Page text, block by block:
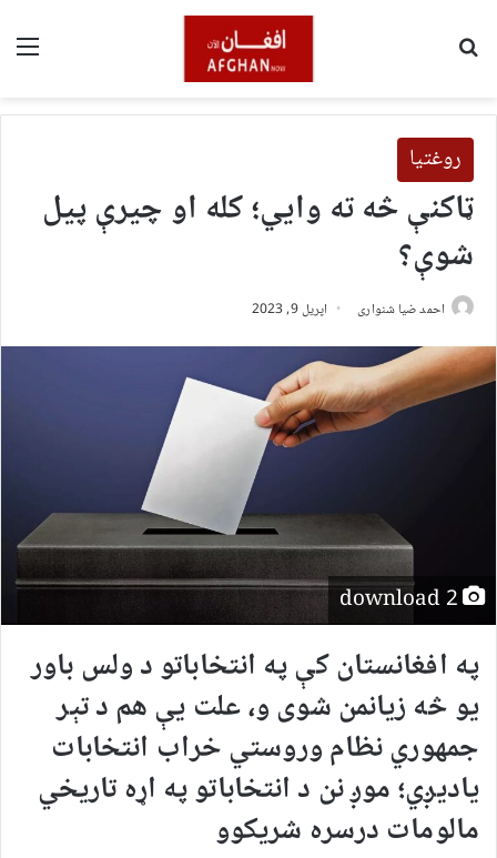
روغتیا
ټاکنې څه ته وایي؛ کله او چیرې پیل
شوې؟
احمد ضیا شنواری اپریل 9, 2023
په افغانستان کې په انتخاباتو د ولس باور
يو څه زيانمن شویو،علت يې هم د تېر
جمهوري نظام وروستي خراب انتخابات
ياديږي؛ موږ نن د انتخاباتو په اړه تاريخي
مالومات درسره شريکوو